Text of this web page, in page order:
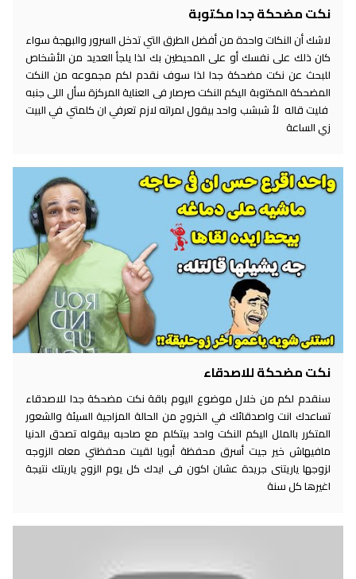
نكت مضحكة جدا مكتوبة
لاشك أن النكات واحدة من أفضل الطرق التي تدخل السرور والبهجة سواء
كان ذلك على نفسك أو على المحيطين بك لذا يلجأ العديد من الأشخاص
للبحث عن نكت مضحكة جدا لذا سوف نقدم لكم مجموعه من النكت
المضحكة المكتوبة اليكم النكت صرصار فى العناية المركزة سأل اللى جنبه
فليت قاله لأ شبشب واحد بيقول لمراته لازم تعرفي ان كلمتي في البيت
زي الساعة
نكت مضحكة للاصدقاء
سنقدم لكم من خلال موضوع اليوم باقة نكت مضحكة جدا للاصدقاء
تساعدك انت واصدقائك في الخروج من الحالة المزاجية السيئة والشعور
المتكرر بالملل اليكم النكت واحد بيتكلم مع صاحبه بيقوله تصدق الدنيا
مافيهاش خير جيت أسرق محفظة أبويا لقيت محفظتي معاه الزوجه
لزوجها ياريتنى جريدة عشان اكون فى ايدك كل يوم الزوج ياريتك نتيجة
اغيرها كل سنة